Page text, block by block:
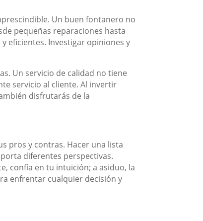
Un buen fontanero no
pequeñas reparaciones hasta
eficientes. Investigar opiniones y
Un servicio de calidad no tiene
servicio al cliente. Al invertir
disfrutarás de la
pros y contras. Hacer una lista
diferentes perspectivas.
confía en tu intuición; a asiduo, la
enfrentar cualquier decisión y